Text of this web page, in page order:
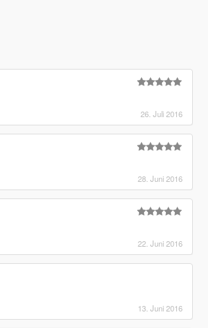
26. Juli 2016
28. Juni 2016
22. Juni 2016
13. Juni 2016